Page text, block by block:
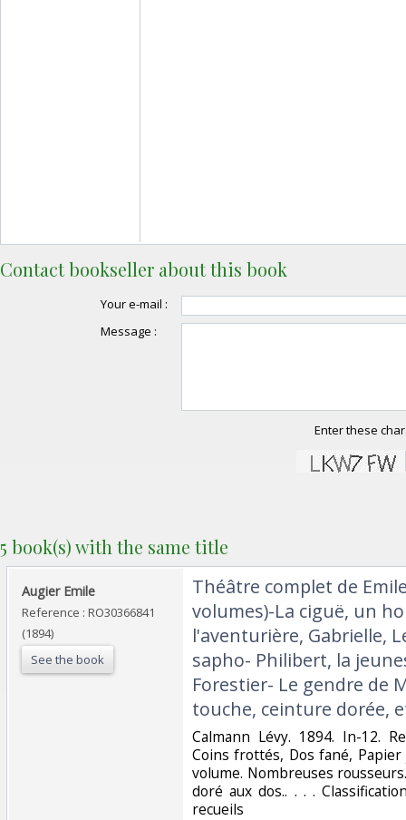
Contact bookseller about this book
Your e-mail :
Message :
Enter these
5 book(s) with the same title
‎Augier Emile‎
Reference : RO30366841
(1894)
See the book
‎Théâtre complet de
volumes)-La ciguë, un
l'aventurière, Gabrielle,
sapho- Philibert, la
Forestier- Le gendre de
touche, ceinture dorée,
‎Calmann Lévy. 1894. In-12.
Coins frottés, Dos fané,
volume. Nombreuses
doré aux dos.. . . .
recueils‎